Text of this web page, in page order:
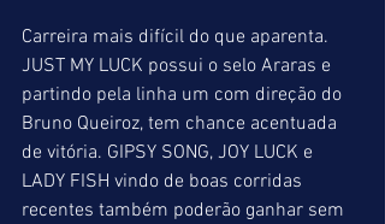
Carreira mais difícil do que aparenta.
JUST MY LUCK possui o selo Araras e
partindo pela linha um com direção do
Bruno Queiroz, tem chance acentuada
de vitória. GIPSY SONG, JOY LUCK e
LADY FISH vindo de boas corridas
recentes também poderão ganhar sem